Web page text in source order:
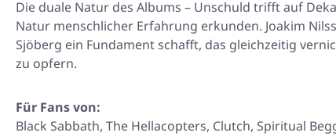
Die duale Natur des Albums – Unschuld trifft auf
Natur menschlicher Erfahrung erkunden. Joakim
Sjöberg ein Fundament schafft, das gleichzeitig
zu opfern.
Für Fans von:
Black Sabbath, The Hellacopters, Clutch, Spiritual